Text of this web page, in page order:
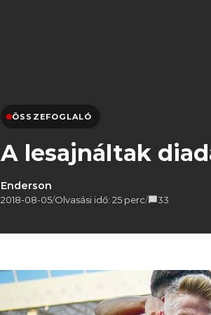
ÖSSZEFOGLALÓ
A lesajnáltak
Enderson
2018-08-05/Olvasási idő: 25 perc/ 33